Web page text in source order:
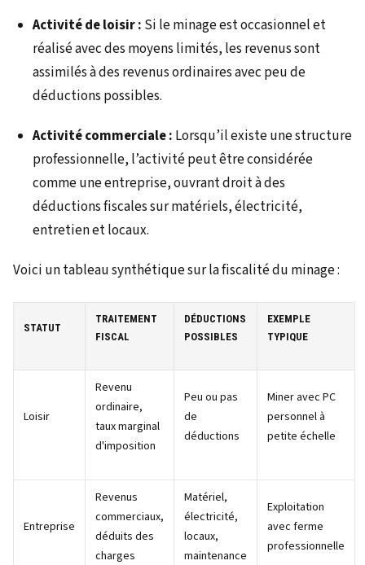
Activité de loisir : Si le minage est occasionnel et
réalisé avec des moyens limités, les revenus sont
assimilés à des revenus ordinaires avec peu de
déductions possibles.
Activité commerciale : Lorsqu’il existe une structure
professionnelle, l’activité peut être considérée
comme une entreprise, ouvrant droit à des
déductions fiscales sur matériels, électricité,
entretien et locaux.
Voici un tableau synthétique sur la fiscalité du minage :
STATUT
TRAITEMENT
FISCAL
DÉDUCTIONS
POSSIBLES
EXEMPLE
TYPIQUE
Loisir
Revenu
ordinaire,
taux marginal
d'imposition
Peu ou pas
de
déductions
Miner avec PC
personnel à
petite échelle
Entreprise
Revenus
commerciaux,
déduits des
charges
Matériel,
électricité,
locaux,
maintenance
Exploitation
avec ferme
professionnelle